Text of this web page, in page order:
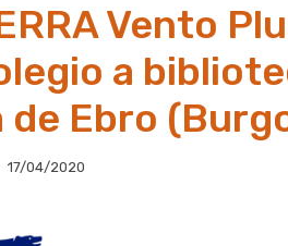
Vento
a
de Ebro
17/04/2020